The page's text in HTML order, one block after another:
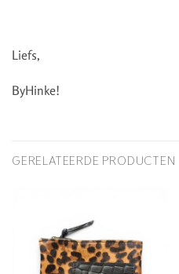
Liefs,
ByHinke!
GERELATEERDE PRODUCTEN